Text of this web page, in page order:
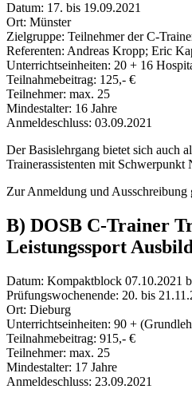
Datum: 17. bis 19.09.2021
Ort: Münster
Zielgruppe: Teilnehmer der C-
Referenten: Andreas Kropp; Eric
Unterrichtseinheiten: 20 + 16
Teilnahmebeitrag: 125,- €
Teilnehmer: max. 25
Mindestalter: 16 Jahre
Anmeldeschluss: 03.09.2021
Der Basislehrgang bietet sich auch
Trainerassistenten mit Schwerpunkt
Zur Anmeldung und Ausschreibung
B) DOSB C-Trainer
Leistungssport
Datum: Kompaktblock 07.10.2021
Prüfungswochenende: 20. bis
Ort: Dieburg
Unterrichtseinheiten: 90 +
Teilnahmebeitrag: 915,- €
Teilnehmer: max. 25
Mindestalter: 17 Jahre
Anmeldeschluss: 23.09.2021